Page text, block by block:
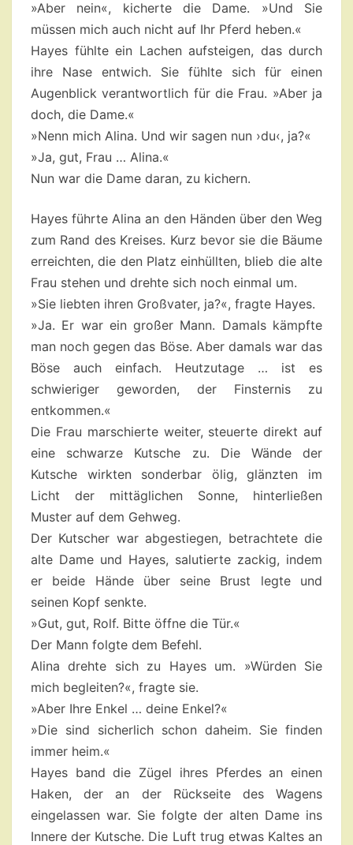
»Aber nein«, kicherte die Dame. »Und Sie
müssen mich auch nicht auf Ihr Pferd heben.«
Hayes fühlte ein Lachen aufsteigen, das durch
ihre Nase entwich. Sie fühlte sich für einen
Augenblick verantwortlich für die Frau. »Aber ja
doch, die Dame.«
»Nenn mich Alina. Und wir sagen nun ›du‹, ja?«
»Ja, gut, Frau … Alina.«
Nun war die Dame daran, zu kichern.
Hayes führte Alina an den Händen über den Weg
zum Rand des Kreises. Kurz bevor sie die Bäume
erreichten, die den Platz einhüllten, blieb die alte
Frau stehen und drehte sich noch einmal um.
»Sie liebten ihren Großvater, ja?«, fragte Hayes.
»Ja. Er war ein großer Mann. Damals kämpfte
man noch gegen das Böse. Aber damals war das
Böse auch einfach. Heutzutage … ist es
schwieriger geworden, der Finsternis zu
entkommen.«
Die Frau marschierte weiter, steuerte direkt auf
eine schwarze Kutsche zu. Die Wände der
Kutsche wirkten sonderbar ölig, glänzten im
Licht der mittäglichen Sonne, hinterließen
Muster auf dem Gehweg.
Der Kutscher war abgestiegen, betrachtete die
alte Dame und Hayes, salutierte zackig, indem
er beide Hände über seine Brust legte und
seinen Kopf senkte.
»Gut, gut, Rolf. Bitte öffne die Tür.«
Der Mann folgte dem Befehl.
Alina drehte sich zu Hayes um. »Würden Sie
mich begleiten?«, fragte sie.
»Aber Ihre Enkel … deine Enkel?«
»Die sind sicherlich schon daheim. Sie finden
immer heim.«
Hayes band die Zügel ihres Pferdes an einen
Haken, der an der Rückseite des Wagens
eingelassen war. Sie folgte der alten Dame ins
Innere der Kutsche. Die Luft trug etwas Kaltes an